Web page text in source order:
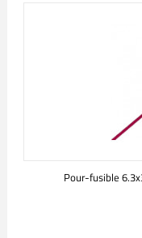
Pour-fusible